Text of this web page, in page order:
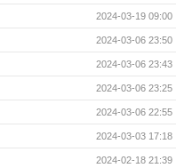
2024-03-19 09:00
2024-03-06 23:50
2024-03-06 23:43
2024-03-06 23:25
2024-03-06 22:55
2024-03-03 17:18
2024-02-18 21:39